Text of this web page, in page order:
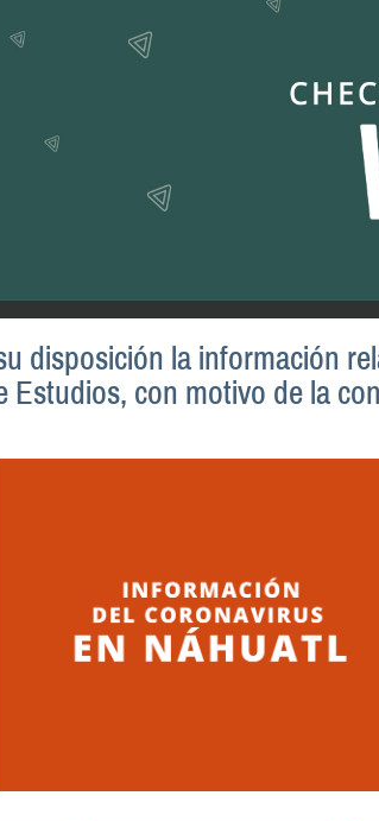
disposición la información
Estudios, con motivo de la